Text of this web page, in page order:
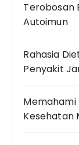
Terobosan
Autoimun
Rahasia
Penyakit
Memahami
Kesehatan